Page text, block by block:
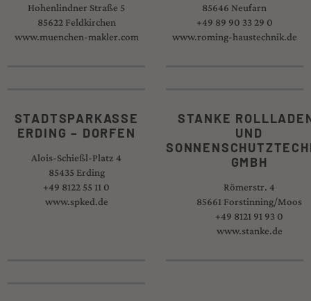
Hohenlindner Straße 5
85622 Feldkirchen
www.muenchen-makler.com
85646 Neufarn
+49 89 90 33 29 0
www.roming-haustechnik.de
STADTSPARKASSE
ERDING – DORFEN
Alois-Schießl-Platz 4
85435 Erding
+49 8122 55 11 0
www.spked.de
STANKE
UND
GMBH
Römerstr. 4
85661 Forstinning/Moos
+49 8121 91 93 0
www.stanke.de